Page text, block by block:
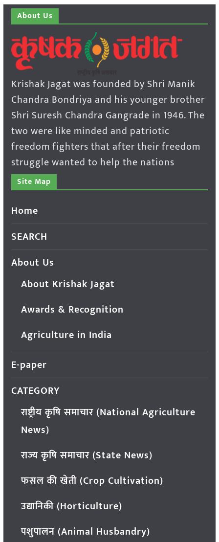
About Us
Krishak Jagat was founded by Shri Manik
Chandra Bondriya and his younger brother
Shri Suresh Chandra Gangrade in 1946. The
two were like minded and patriotic
freedom fighters that after their freedom
struggle wanted to help the nations
Site Map
Home
SEARCH
About Us
About Krishak Jagat
Awards & Recognition
Agriculture in India
E-paper
CATEGORY
राष्ट्रीय कृषि समाचार (National Agriculture
News)
राज्य कृषि समाचार (State News)
फसल की खेती (Crop Cultivation)
उद्यानिकी (Horticulture)
पशुपालन (Animal Husbandry)